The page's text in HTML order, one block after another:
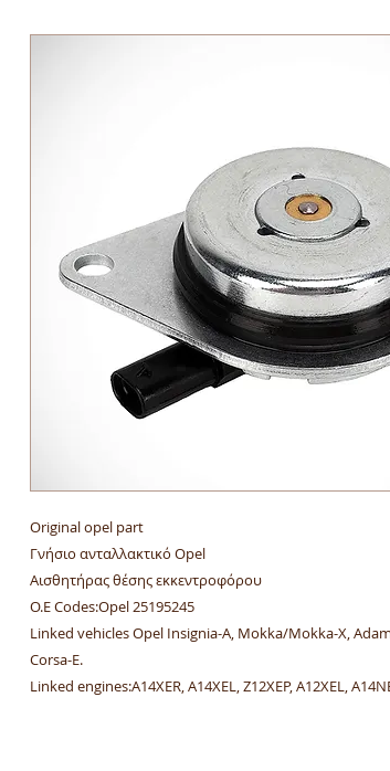
Original opel part
Γνήσιο ανταλλακτικό Opel
Αισθητήρας θέσης εκκεντροφόρου
O.E Codes:Opel 25195245
Linked vehicles Opel Insignia-A, Mokka/Mokka-X,
Corsa-E.
Linked engines:A14XER, A14XEL, Z12XEP, A12XEL,